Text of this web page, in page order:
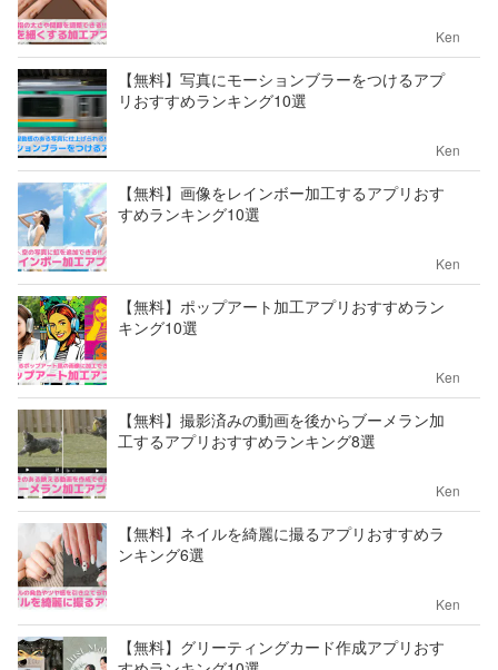
Ken
【無料】写真にモーションブラーをつけるアプ
リおすすめランキング10選
Ken
【無料】画像をレインボー加工するアプリおす
すめランキング10選
Ken
【無料】ポップアート加工アプリおすすめラン
キング10選
Ken
【無料】撮影済みの動画を後からブーメラン加
工するアプリおすすめランキング8選
Ken
【無料】ネイルを綺麗に撮るアプリおすすめラ
ンキング6選
Ken
【無料】グリーティングカード作成アプリおす